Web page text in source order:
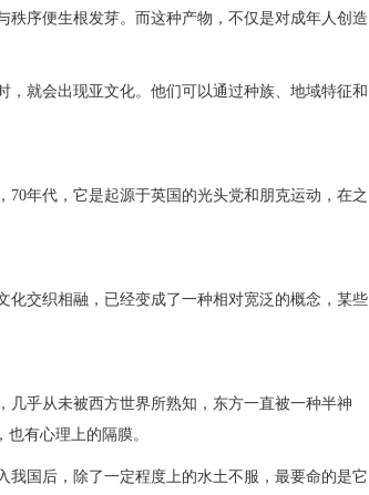
序便生根发芽。而这种产物，不仅是对成年人创造
就会出现亚文化。他们可以通过种族、地域特征和
年代，它是起源于英国的光头党和朋克运动，在之
化交织相融，已经变成了一种相对宽泛的概念，某些
几乎从未被西方世界所熟知，东方一直被一种半神
有心理上的隔膜。
国后，除了一定程度上的水土不服，最要命的是它